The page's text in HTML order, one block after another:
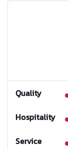
Quality
Hospitality
Service